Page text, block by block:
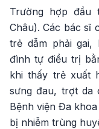
Trường hợp đầu
Châu). Các bác sĩ
trẻ dẫm phải gai,
đình tự điều trị
khi thấy trẻ xuất
sưng đau, trợt da
Bệnh viện Đa
bị nhiễm trùng